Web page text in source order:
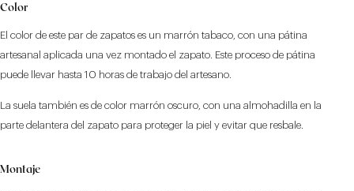
Color
El color de este par de zapatos es un marrón tabaco, con una pátina
artesanal aplicada una vez montado el zapato. Este proceso de pátina
puede llevar hasta 10 horas de trabajo del artesano.
La suela también es de color marrón oscuro, con una almohadilla en la
parte delantera del zapato para proteger la piel y evitar que resbale.
Montaje